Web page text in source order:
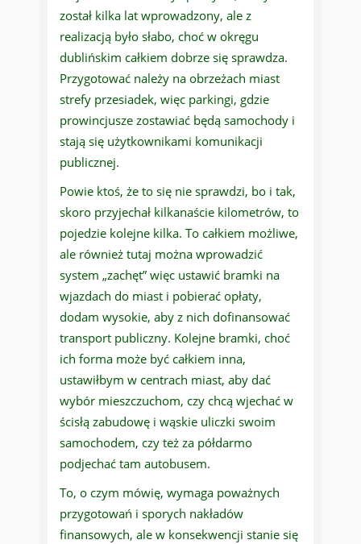
został kilka lat wprowadzony, ale z
realizacją było słabo, choć w okręgu
dublińskim całkiem dobrze się sprawdza.
Przygotować należy na obrzeżach miast
strefy przesiadek, więc parkingi, gdzie
prowincjusze zostawiać będą samochody i
stają się użytkownikami komunikacji
publicznej.
Powie ktoś, że to się nie sprawdzi, bo i tak,
skoro przyjechał kilkanaście kilometrów, to
pojedzie kolejne kilka. To całkiem możliwe,
ale również tutaj można wprowadzić
system „zachęt” więc ustawić bramki na
wjazdach do miast i pobierać opłaty,
dodam wysokie, aby z nich dofinansować
transport publiczny. Kolejne bramki, choć
ich forma może być całkiem inna,
ustawiłbym w centrach miast, aby dać
wybór mieszczuchom, czy chcą wjechać w
ścisłą zabudowę i wąskie uliczki swoim
samochodem, czy też za półdarmo
podjechać tam autobusem.
To, o czym mówię, wymaga poważnych
przygotowań i sporych nakładów
finansowych, ale w konsekwencji stanie się